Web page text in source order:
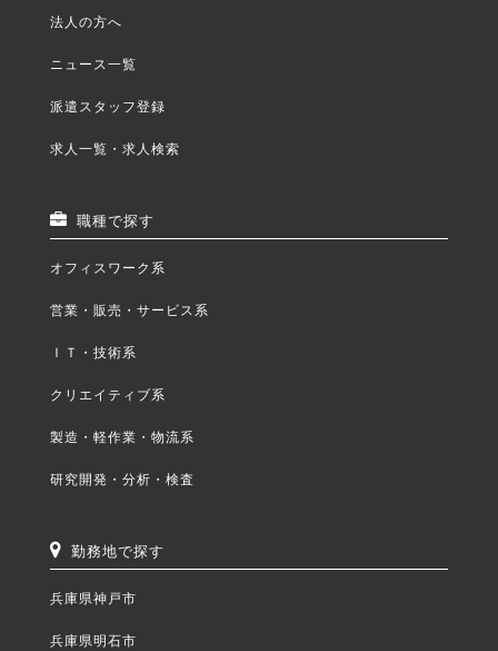
法人の方へ
ニュース一覧
派遣スタッフ登録
求人一覧・求人検索
職種で探す
オフィスワーク系
営業・販売・サービス系
ＩＴ・技術系
クリエイティブ系
製造・軽作業・物流系
研究開発・分析・検査
勤務地で探す
兵庫県神戸市
兵庫県明石市